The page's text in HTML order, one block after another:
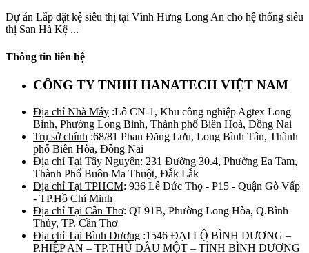
Dự án Lắp đặt kệ siêu thị tại Vĩnh Hưng Long An cho hệ thống siêu
thị San Hà Kệ ...
Thông tin liên hệ
CÔNG TY TNHH HANATECH VIỆT NAM
Địa chỉ Nhà Máy :Lô CN-1, Khu công nghiệp Agtex Long
Bình, Phường Long Bình, Thành phố Biên Hoà, Đồng Nai
Trụ sở chính :68/81 Phan Đăng Lưu, Long Bình Tân, Thành
phố Biên Hòa, Đồng Nai
Địa chỉ Tại Tây Nguyên: 231 Đường 30.4, Phường Ea Tam,
Thành Phố Buôn Ma Thuột, Đắk Lắk
Địa chỉ Tại TPHCM: 936 Lê Đức Thọ - P15 - Quận Gò Vấp
- TP.Hồ Chí Minh
Địa chỉ Tại Cần Thơ: QL91B, Phường Long Hòa, Q.Bình
Thủy, TP. Cần Thơ
Địa chỉ Tại Bình Dương :1546 ĐẠI LỘ BÌNH DƯƠNG –
P.HIỆP AN – TP.THỦ DẦU MỘT – TỈNH BÌNH DƯƠNG